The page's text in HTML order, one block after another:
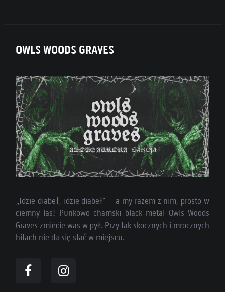
OWLS WOODS GRAVES
„Idzie diabeł, idzie diabeł” – a my razem z nim, prosto w
ciemny las! Punkowo chamski black metal Owls Woods
Graves zmiecie was w pył. Przy tak skocznych i mrocznych
hitach nie da się stać w miejscu.